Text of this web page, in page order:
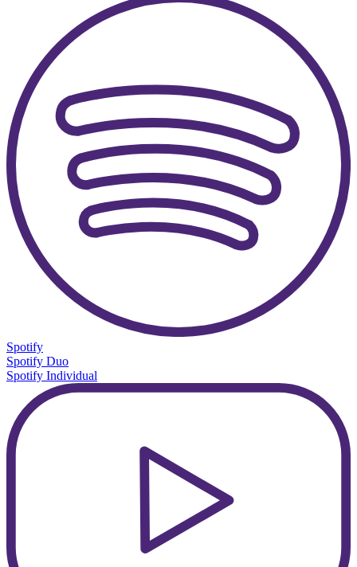
Spotify
Spotify Duo
Spotify Individual